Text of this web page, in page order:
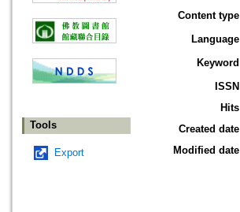
Tools
Export
Content type
Language
Keyword
ISSN
Hits
Created date
Modified date